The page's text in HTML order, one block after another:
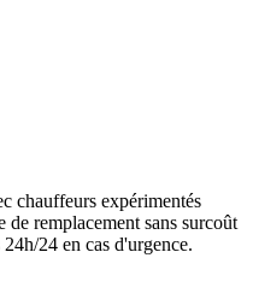
chauffeurs expérimentés
remplacement sans surcoût
24 en cas d'urgence.